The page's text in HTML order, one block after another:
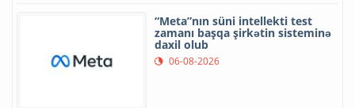
“Meta”nın süni intellekti test
zamanı başqa şirkətin sisteminə
daxil olub
06-08-2026